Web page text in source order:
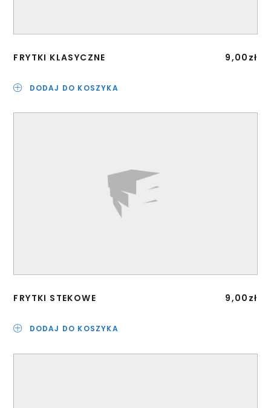
FRYTKI KLASYCZNE 9,00 zł
DODAJ DO KOSZYKA
FRYTKI STEKOWE 9,00 zł
DODAJ DO KOSZYKA